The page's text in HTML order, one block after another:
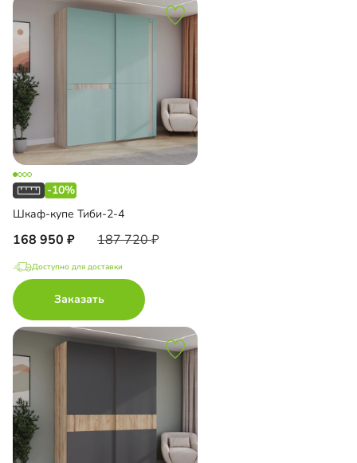
-10%
Шкаф-купе Тиби-2-4
168 950 187 720
Доступно для доставки
Заказать